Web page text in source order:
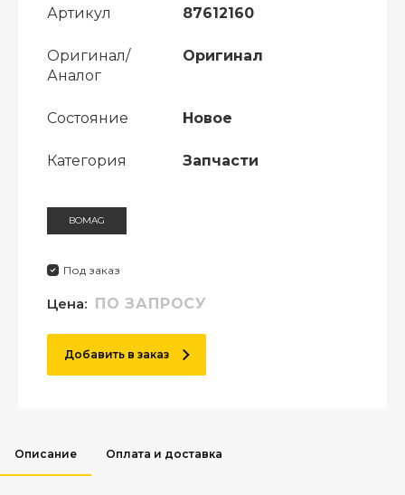
Артикул 87612160
Оригинал/
Аналог
Оригинал
Состояние Новое
Категория Запчасти
BOMAG
Под заказ
Цена: ПО ЗАПРОСУ
Добавить в заказ
Описание Оплата и доставка